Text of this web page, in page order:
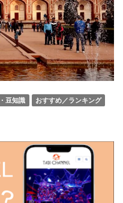
豆知識
おすすめ／ランキング